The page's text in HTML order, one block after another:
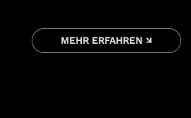
MEHR ERFAHREN ↘